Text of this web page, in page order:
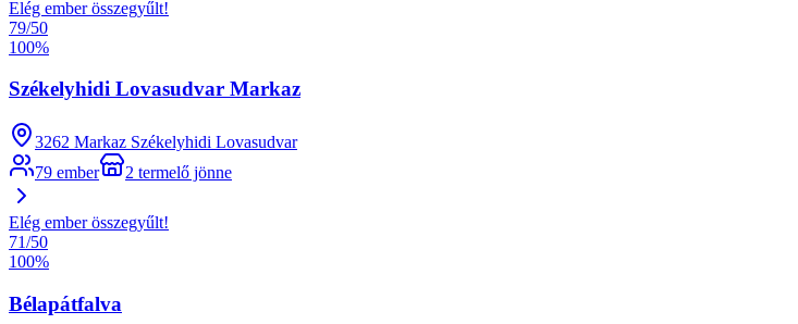
Elég ember összegyűlt!
79/50
100%
Székelyhidi Lovasudvar Markaz
3262 Markaz Székelyhidi Lovasudvar
79 ember
2 termelő jönne
Elég ember összegyűlt!
71/50
100%
Bélapátfalva